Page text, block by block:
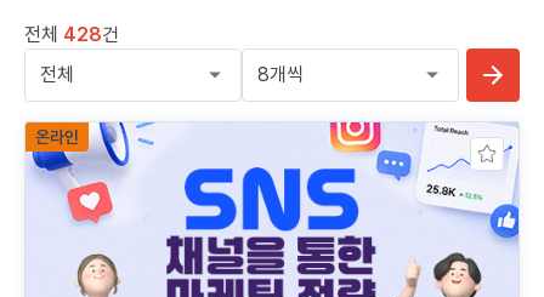
전체 428건
온라인